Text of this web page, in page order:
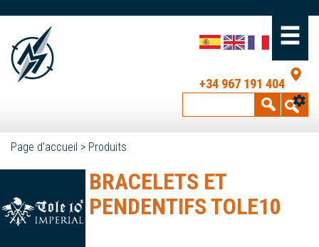
+34 967 191 404
Page d'accueil > Produits
BRACELETS ET
PENDENTIFS TOLE10